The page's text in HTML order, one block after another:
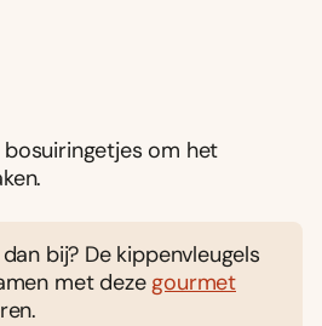
om het
bij? De kippenvleugels
met dezegourmet